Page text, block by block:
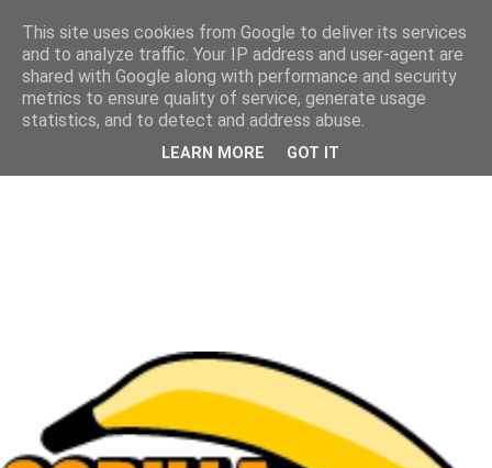
This site uses cookies from Google to deliver its services
and to analyze traffic. Your IP address and user-agent are
shared with Google along with performance and security
metrics to ensure quality of service, generate usage
statistics, and to detect and address abuse.
LEARN MORE GOT IT